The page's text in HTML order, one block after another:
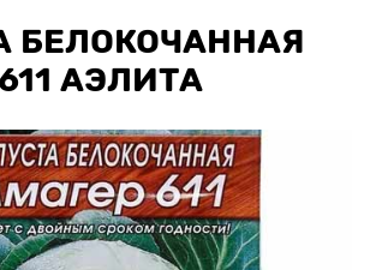
БЕЛОКОЧАННАЯ
АЭЛИТА